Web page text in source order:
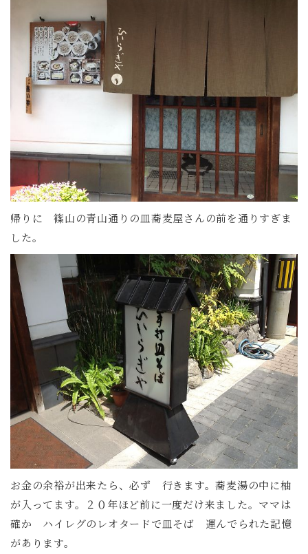
帰りに 篠山の青山通りの皿蕎麦屋さんの前を通りすぎま
した。
お金の余裕が出来たら、必ず 行きます。蕎麦湯の中に柚
が入ってます。２０年ほど前に一度だけ来ました。ママは
確か ハイレグのレオタードで皿そば 運んでられた記憶
があります。